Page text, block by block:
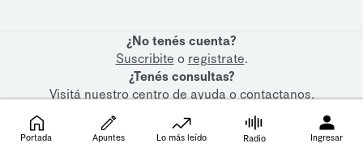
¿No tenés cuenta?
Suscribite o registrate.
¿Tenés consultas?
Visitá nuestrocentro de ayudaocontactanos.
Portada Apuntes Lo más leído Radio Ingresar